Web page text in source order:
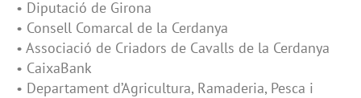
• Diputació de Girona
• Consell Comarcal de la Cerdanya
• Associació de Criadors de Cavalls de la Cerdanya
• CaixaBank
• Departament d’Agricultura, Ramaderia, Pesca i